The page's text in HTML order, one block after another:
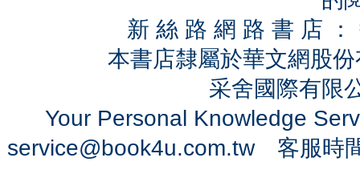
新 絲 路 網 路 書 店
本書店隸屬於華文網股
采舍國際有限
Your Personal Knowledge
service@book4u.com.tw客服時間